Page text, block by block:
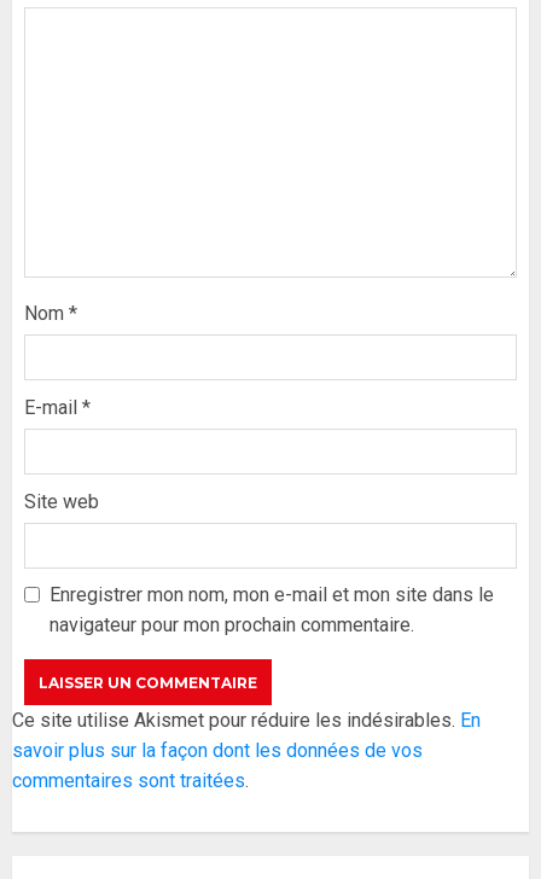
Nom *
E-mail *
Site web
Enregistrer mon nom, mon e-mail et mon site dans le
navigateur pour mon prochain commentaire.
Ce site utilise Akismet pour réduire les indésirables. En
savoir plus sur la façon dont les données de vos
commentaires sont traitées.
Formation du nouveau
ses lignes rouges et met en
garde ses responsables
26 MAI 2026 0
4
Réintégration de Sonko à
l’Assemblée nationale : Adji
Mergane Kanouté défend la